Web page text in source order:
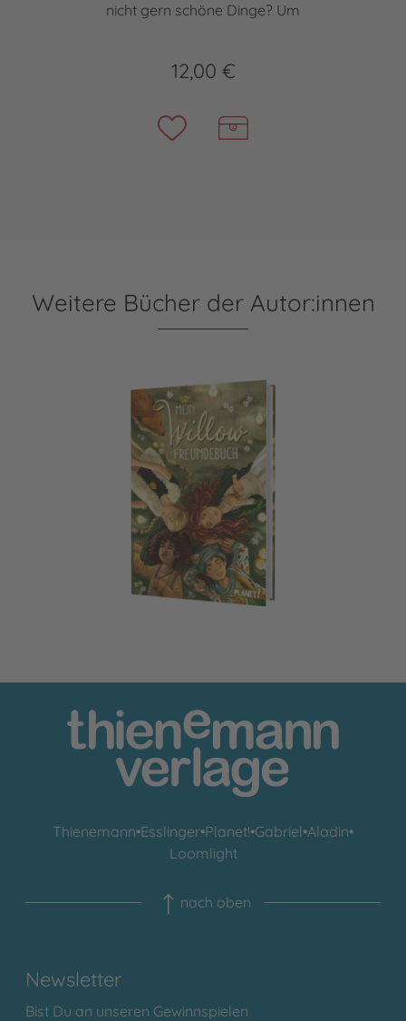
nicht gern schöne Dinge? Um
12,00 €
Weitere Bücher der Autor:innen
Ein Mädchen namens Willow: Mein Willow-Freundebuch
Thienemann•Esslinger•Planet!•Gabriel•Aladin•
Loomlight
nach oben
Newsletter
Bist Du an unseren Gewinnspielen